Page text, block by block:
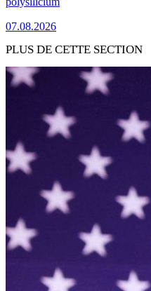
07.08.2026
PLUS DE CETTE SECTION